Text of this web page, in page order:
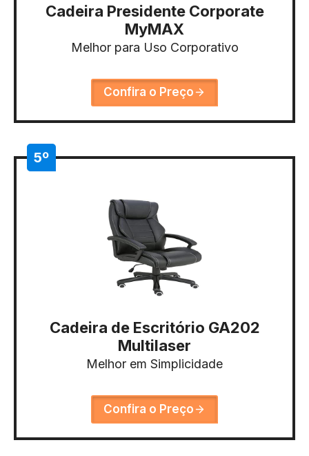
Cadeira Presidente Corporate
MyMAX
Melhor para Uso Corporativo
Confira o Preço
5º
Cadeira de Escritório GA202
Multilaser
Melhor em Simplicidade
Confira o Preço